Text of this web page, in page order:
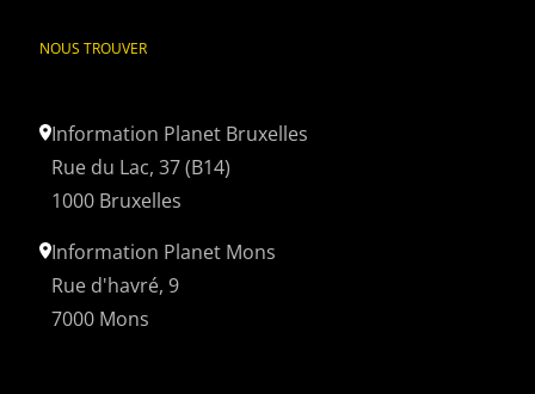
NOUS TROUVER
Information Planet Bruxelles
Rue du Lac, 37 (B14)
1000 Bruxelles
Information Planet Mons
Rue d'havré, 9
7000 Mons